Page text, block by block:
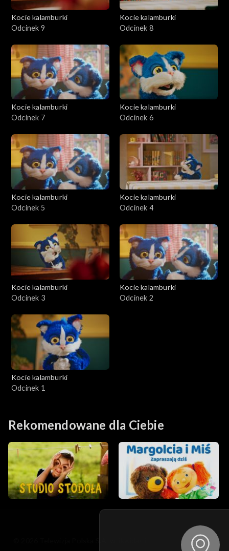
Kocie kalamburki
Odcinek 9
Kocie kalamburki
Odcinek 8
Kocie kalamburki
Odcinek 7
Kocie kalamburki
Odcinek 6
Kocie kalamburki
Odcinek 5
Kocie kalamburki
Odcinek 4
Kocie kalamburki
Odcinek 3
Kocie kalamburki
Odcinek 2
Kocie kalamburki
Odcinek 1
Rekomendowane dla Ciebie